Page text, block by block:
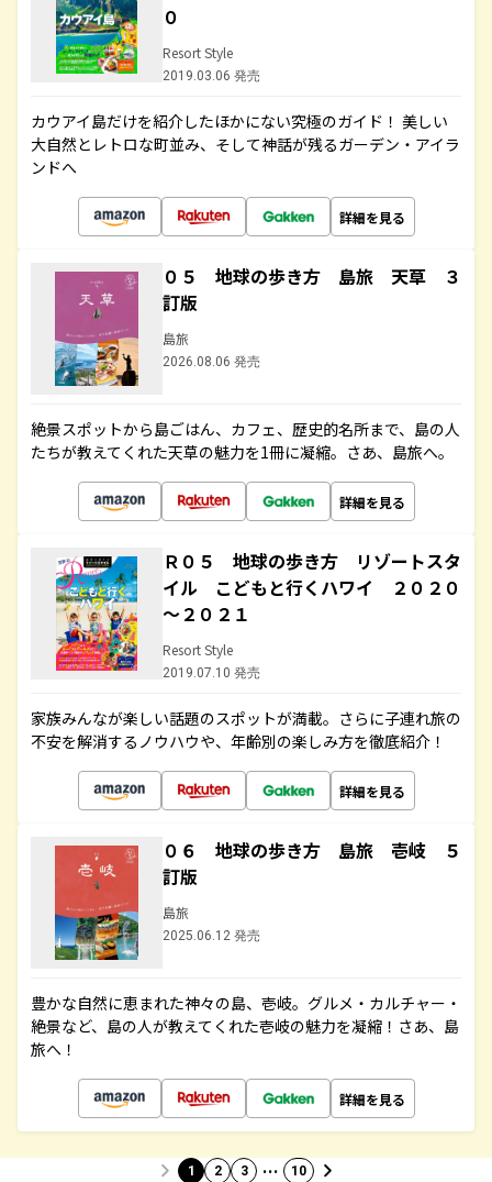
０
Resort Style
2019.03.06 発売
カウアイ島だけを紹介したほかにない究極のガイド！ 美しい
大自然とレトロな町並み、そして神話が残るガーデン・アイラ
ンドへ
詳細を見る
０５ 地球の歩き方 島旅 天草 ３
訂版
島旅
2026.08.06 発売
絶景スポットから島ごはん、カフェ、歴史的名所まで、島の人
たちが教えてくれた天草の魅力を1冊に凝縮。さあ、島旅へ。
詳細を見る
Ｒ０５ 地球の歩き方 リゾートスタ
イル こどもと行くハワイ ２０２０
～２０２１
Resort Style
2019.07.10 発売
家族みんなが楽しい話題のスポットが満載。さらに子連れ旅の
不安を解消するノウハウや、年齢別の楽しみ方を徹底紹介！
詳細を見る
０６ 地球の歩き方 島旅 壱岐 ５
訂版
島旅
2025.06.12 発売
豊かな自然に恵まれた神々の島、壱岐。グルメ・カルチャー・
絶景など、島の人が教えてくれた壱岐の魅力を凝縮！さあ、島
旅へ！
詳細を見る
1 2 3 … 10